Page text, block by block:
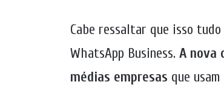
Cabe ressaltar que isso
WhatsApp Business. A nova
médias empresas que